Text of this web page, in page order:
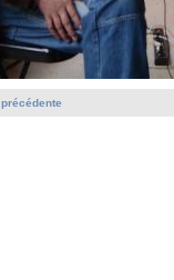
précédente